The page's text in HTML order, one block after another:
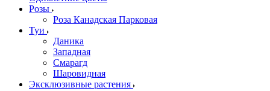
Розы
Роза Канадская Парковая
Туи
Даника
Западная
Смарагд
Шаровидная
Эксклюзивные растения